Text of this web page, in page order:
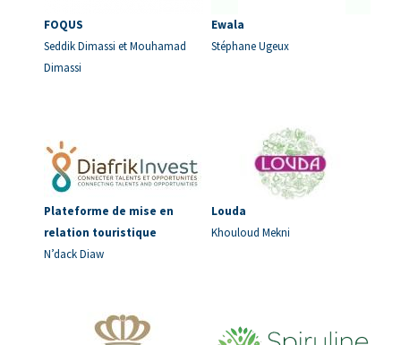
FOQUS
Seddik Dimassi et Mouhamad
Dimassi
Ewala
Stéphane Ugeux
Plateforme de mise en
relation touristique
N’dack Diaw
Louda
Khouloud Mekni